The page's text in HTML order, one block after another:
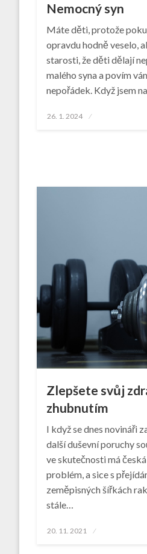
Nemocný syn
Máte děti, protože
opravdu hodně veselo,
starosti, že děti dělají
malého syna a povím
nepořádek. Když jsem
Posted
26. 1. 2024
Zlepšete svůj
zhubnutím
I když se dnes novináři
další duševní poruchy
ve skutečnosti má
problém, a sice s
zeměpisných šířkách
stále…
Posted
20. 11. 2021